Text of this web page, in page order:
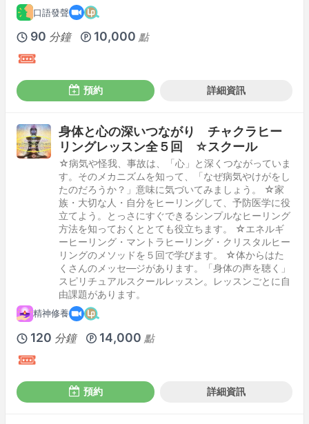
口語發聲
90 分鐘 10,000 點
預約 詳細資訊
身体と心の深いつながり チャクラヒー
リングレッスン全５回 ☆スクール
☆病気や怪我、事故は、「心」と深くつながっていま
す。そのメカニズムを知って、「なぜ病気やけがをし
たのだろうか？」意味に気づいてみましょう。 ☆家
族・大切な人・自分をヒーリングして、予防医学に役
立てよう。とっさにすぐできるシンプルなヒーリング
方法を知っておくととても役立ちます。 ☆エネルギ
ーヒーリング・マントラヒーリング・クリスタルヒー
リングのメソッドを５回で学びます。 ☆体からはた
くさんのメッセ―ジがあります。「身体の声を聴く」
スピリチュアルスクールレッスン。レッスンごとに自
由課題があります。
精神修養
120 分鐘 14,000 點
預約 詳細資訊